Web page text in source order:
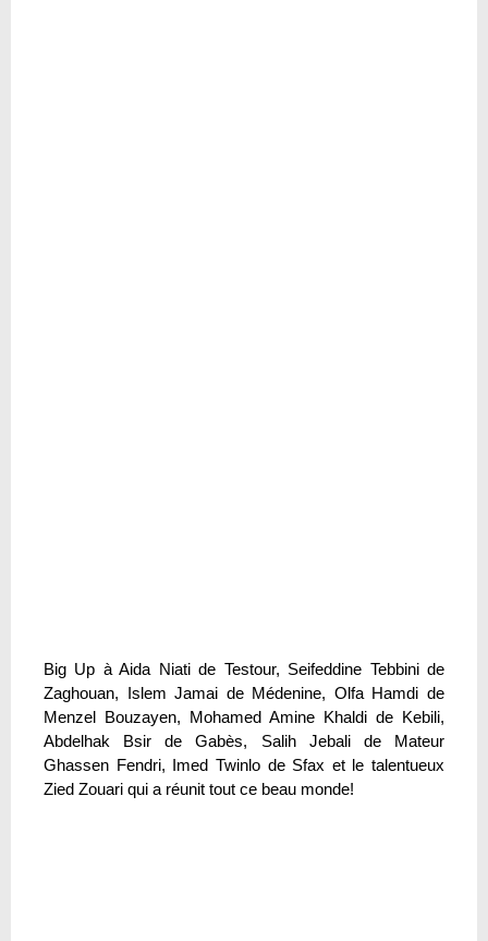
Big Up à Aida Niati de Testour, Seifeddine Tebbini de
Zaghouan, Islem Jamai de Médenine, Olfa Hamdi de
Menzel Bouzayen, Mohamed Amine Khaldi de Kebili,
Abdelhak Bsir de Gabès, Salih Jebali de Mateur
Ghassen Fendri, Imed Twinlo de Sfax et le talentueux
Zied Zouari qui a réunit tout ce beau monde!